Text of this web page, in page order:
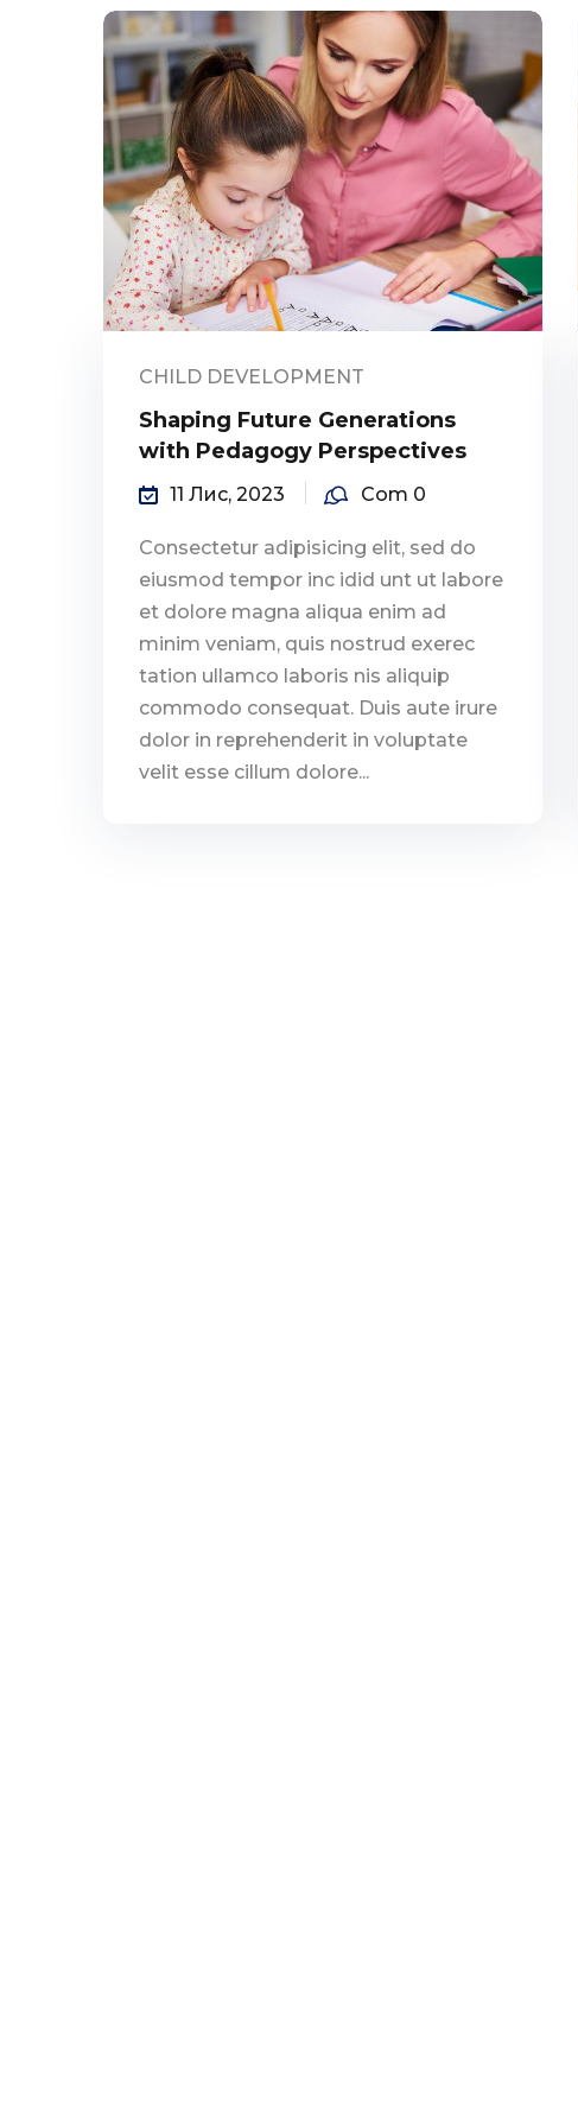
CHILD DEVELOPMENT
Shaping Future Generations
with Pedagogy Perspectives
11 Лис, 2023 Com 0
Consectetur adipisicing elit, sed do
eiusmod tempor inc idid unt ut labore
et dolore magna aliqua enim ad
minim veniam, quis nostrud exerec
tation ullamco laboris nis aliquip
commodo consequat. Duis aute irure
dolor in reprehenderit in voluptate
velit esse cillum dolore...